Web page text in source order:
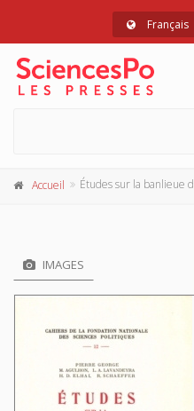
Français
Accueil Études sur la banlieue de Paris
IMAGES